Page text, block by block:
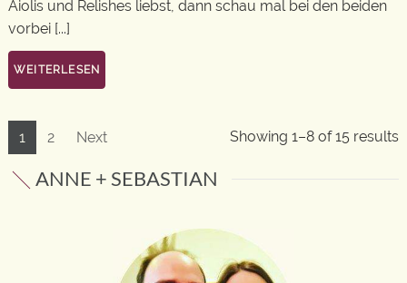
Aiolis und Relishes liebst, dann schau mal bei den beiden
vorbei [...]
WEITERLESEN
1 2 Next Showing 1–8 of 15 results
ANNE + SEBASTIAN